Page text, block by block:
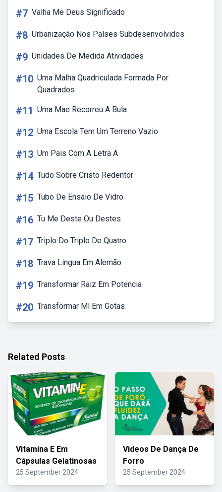
#7 Valha Me Deus Significado
#8 Urbanização Nos Países Subdesenvolvidos
#9 Unidades De Medida Atividades
#10 Uma Malha Quadriculada Formada Por
Quadrados
#11 Uma Mae Recorreu A Bula
#12 Uma Escola Tem Um Terreno Vazio
#13 Um Pais Com A Letra A
#14 Tudo Sobre Cristo Redentor
#15 Tubo De Ensaio De Vidro
#16 Tu Me Deste Ou Destes
#17 Triplo Do Triplo De Quatro
#18 Trava Lingua Em Alemão
#19 Transformar Raiz Em Potencia
#20 Transformar Ml Em Gotas
Related Posts
Vitamina E Em
Cápsulas Gelatinosas
25 September 2024
Videos De Dança De
Forro
25 September 2024